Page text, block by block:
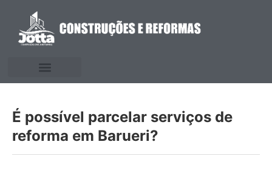
É possível parcelar serviços de
reforma em Barueri?